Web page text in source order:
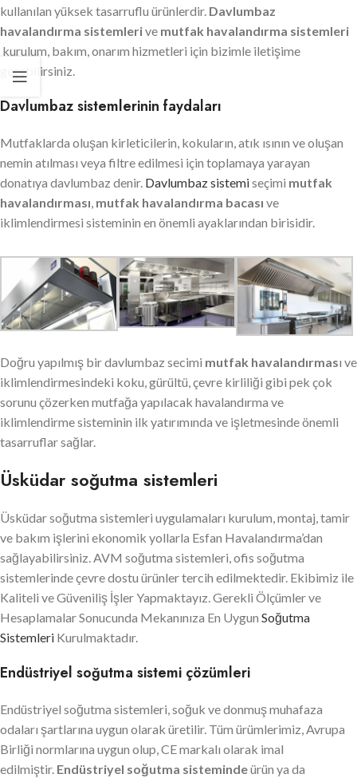
kullanılan yüksek tasarruflu ürünlerdir. Davlumbaz
havalandırma sistemlerive mutfak havalandırma sistemleri
kurulum, bakım, onarım hizmetleri için bizimle iletişime
geçebilirsiniz.
Davlumbaz sistemlerinin faydaları
Mutfaklarda oluşan kirleticilerin, kokuların, atık ısının ve oluşan
nemin atılması veya filtre edilmesi için toplamaya yarayan
donatıya davlumbaz denir. Davlumbaz sistemiseçimi mutfak
havalandırması, mutfak havalandırma bacası ve
iklimlendirmesi sisteminin en önemli ayaklarından birisidir.
Doğru yapılmış bir davlumbaz secimi mutfak havalandırması ve
iklimlendirmesindeki koku, gürültü, çevre kirliliği gibi pek çok
sorunu çözerken mutfağa yapılacak havalandırma ve
iklimlendirme sisteminin ilk yatırımında ve işletmesinde önemli
tasarruflar sağlar.
Üsküdar soğutma sistemleri
Üsküdar soğutma sistemleri uygulamaları kurulum, montaj, tamir
ve bakım işlerini ekonomik yollarla Esfan Havalandırma’dan
sağlayabilirsiniz. AVM soğutma sistemleri, ofis soğutma
sistemlerinde çevre dostu ürünler tercih edilmektedir. Ekibimiz ile
Kaliteli ve Güveniliş İşler Yapmaktayız. Gerekli Ölçümler ve
Hesaplamalar Sonucunda Mekanınıza En Uygun Soğutma
Sistemleri Kurulmaktadır.
Endüstriyel soğutma sistemi çözümleri
Endüstriyel soğutma sistemleri, soğuk ve donmuş muhafaza
odaları şartlarına uygun olarak üretilir. Tüm ürümlerimiz, Avrupa
Birliği normlarına uygun olup, CE markalı olarak imal
edilmiştir. Endüstriyel soğutma sistemindeürün ya da